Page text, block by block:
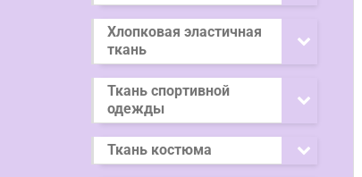
Хлопковая эластичная
ткань
Ткань спортивной
одежды
Ткань костюма